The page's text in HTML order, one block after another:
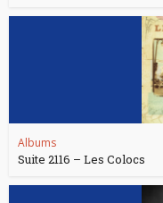
Albums
Suite 2116 – Les Colocs